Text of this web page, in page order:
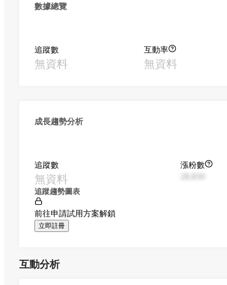
數據總覽
追蹤數
無資料
互動率
無資料
成長趨勢分析
追蹤數
無資料
漲粉數
追蹤趨勢圖表
前往申請試用方案解鎖
立即註冊
互動分析